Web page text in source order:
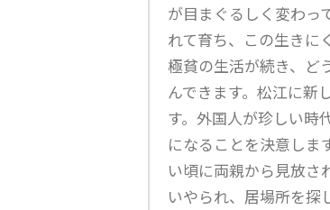
が目まぐるしく変わっ
れて育ち、この生きに
極貧の生活が続き、ど
んできます。松江に新
す。外国人が珍しい時
になることを決意しま
い頃に両親から見放さ
いやられ、居場所を探